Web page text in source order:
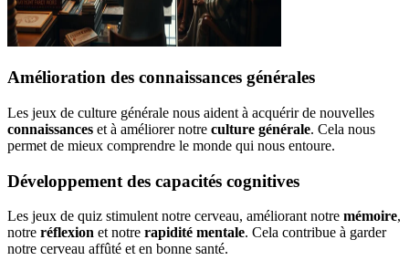
Amélioration des connaissances générales
Les jeux de culture générale nous aident à acquérir de nouvelles
connaissances et à améliorer notre culture générale. Cela nous
permet de mieux comprendre le monde qui nous entoure.
Développement des capacités cognitives
Les jeux de quiz stimulent notre cerveau, améliorant notre mémoire,
notre réflexion et notre rapidité mentale. Cela contribue à garder
notre cerveau affûté et en bonne santé.